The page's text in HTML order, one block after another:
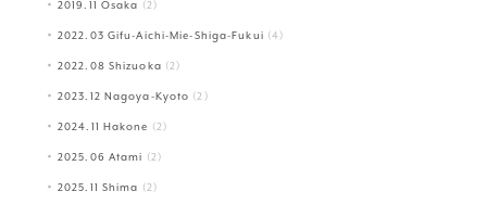
2019.11 Osaka (2)
2022.03 Gifu-Aichi-Mie-Shiga-Fukui (4)
2022.08 Shizuoka (2)
2023.12 Nagoya-Kyoto (2)
2024.11 Hakone (2)
2025.06 Atami (2)
2025.11 Shima (2)